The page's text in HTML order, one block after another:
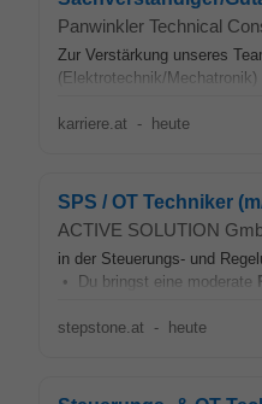
Panwinkler Technical
Zur Verstärkung unseres
(Elektrotechnik/
karriere.at - heute
SPS / OT Techniker
ACTIVE SOLUTION
in der Steuerungs- und
• Du bringst eine moderate
stepstone.at - heute